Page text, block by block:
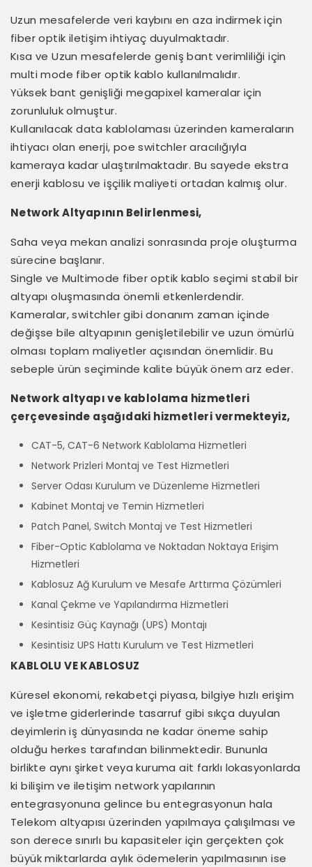
Uzun mesafelerde veri kaybını en aza indirmek için
fiber optik iletişim ihtiyaç duyulmaktadır.
Kısa ve Uzun mesafelerde geniş bant verimliliği için
multi mode fiber optik kablo kullanılmalıdır.
Yüksek bant genişliği megapixel kameralar için
zorunluluk olmuştur.
Kullanılacak data kablolaması üzerinden kameraların
ihtiyacı olan enerji, poe switchler aracılığıyla
kameraya kadar ulaştırılmaktadır. Bu sayede ekstra
enerji kablosu ve işçilik maliyeti ortadan kalmış olur.
Network Altyapının Belirlenmesi,
Saha veya mekan analizi sonrasında proje oluşturma
sürecine başlanır.
Single ve Multimode fiber optik kablo seçimi stabil bir
altyapı oluşmasında önemli etkenlerdendir.
Kameralar, switchler gibi donanım zaman içinde
değişse bile altyapının genişletilebilir ve uzun ömürlü
olması toplam maliyetler açısından önemlidir. Bu
sebeple ürün seçiminde kalite büyük önem arz eder.
Network altyapı ve kablolama hizmetleri
çerçevesinde aşağıdaki hizmetleri vermekteyiz,
CAT-5, CAT-6 Network Kablolama Hizmetleri
Network Prizleri Montaj ve Test Hizmetleri
Server Odası Kurulum ve Düzenleme Hizmetleri
Kabinet Montaj ve Temin Hizmetleri
Patch Panel, Switch Montaj ve Test Hizmetleri
Fiber-Optic Kablolama ve Noktadan Noktaya Erişim
Hizmetleri
Kablosuz Ağ Kurulum ve Mesafe Arttırma Çözümleri
Kanal Çekme ve Yapılandırma Hizmetleri
Kesintisiz Güç Kaynağı (UPS) Montajı
Kesintisiz UPS Hattı Kurulum ve Test Hizmetleri
KABLOLU VE KABLOSUZ
Küresel ekonomi, rekabetçi piyasa, bilgiye hızlı erişim
ve işletme giderlerinde tasarruf gibi sıkça duyulan
deyimlerin iş dünyasında ne kadar öneme sahip
olduğu herkes tarafından bilinmektedir. Bununla
birlikte aynı şirket veya kuruma ait farklı lokasyonlarda
ki bilişim ve iletişim network yapılarının
entegrasyonuna gelince bu entegrasyonun hala
Telekom altyapısı üzerinden yapılmaya çalışılması ve
son derece sınırlı bu kapasiteler için gerçekten çok
büyük miktarlarda aylık ödemelerin yapılmasının ise